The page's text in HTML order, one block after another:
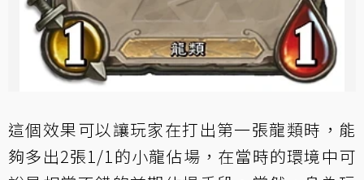
這個效果可以讓玩家在打出第一張龍類時，能
夠多出2張1/1的小龍佔場，在當時的環境中可